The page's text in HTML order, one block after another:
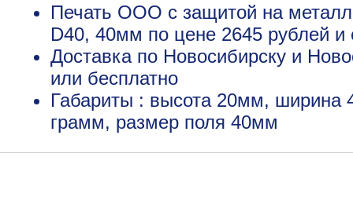
Печать ООО с защитой на
D40, 40мм по цене 2645 рублей
Доставка по Новосибирску и
или бесплатно
Габариты : высота 20мм, ширина
грамм, размер поля 40мм